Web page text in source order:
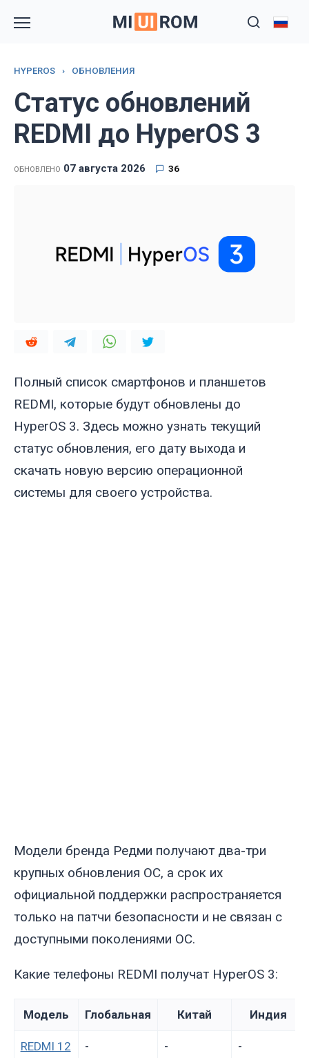
HYPEROS › ОБНОВЛЕНИЯ
Статус обновлений
REDMI до HyperOS 3
ОБНОВЛЕНО 07 августа 2026 36
Полный список смартфонов и планшетов
REDMI, которые будут обновлены до
HyperOS 3. Здесь можно узнать текущий
статус обновления, его дату выхода и
скачать новую версию операционной
системы для своего устройства.
Модели бренда Редми получают два-три
крупных обновления ОС, а срок их
официальной поддержки распространяется
только на патчи безопасности и не связан с
доступными поколениями ОС.
Какие телефоны REDMI получат HyperOS 3:
Модель Глобальная Китай Индия
REDMI 12 - - -